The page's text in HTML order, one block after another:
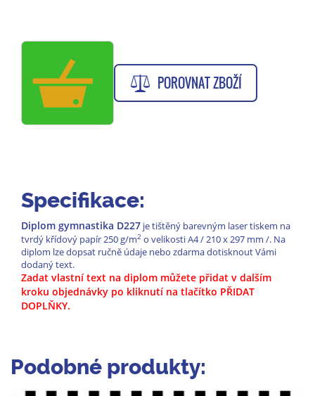
POROVNAT ZBOŽÍ
Specifikace:
Diplom gymnastika D227 je tištěný barevným laser tiskem na
tvrdý křídový papír 250 g/m2 o velikosti A4 / 210 x 297 mm /. Na
diplom lze dopsat ručně údaje nebo zdarma dotisknout Vámi
dodaný text.
Zadat vlastní text na diplom můžete přidat v dalším
kroku objednávky po kliknutí na tlačítko PŘIDAT
DOPLŇKY.
Podobné produkty: